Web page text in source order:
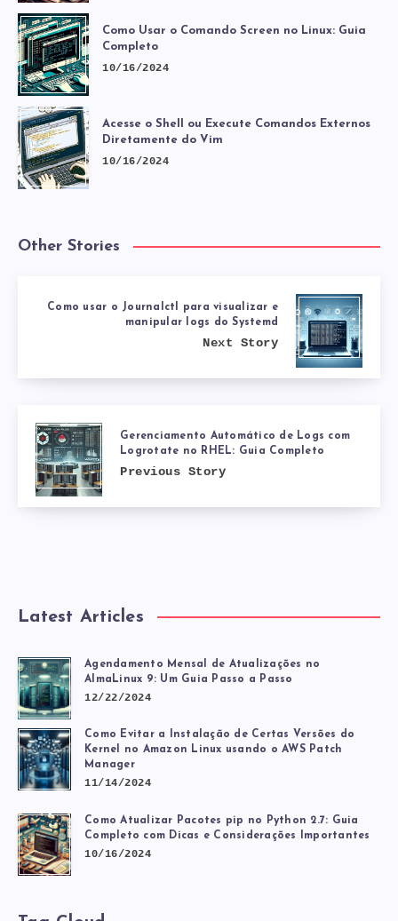
Como Usar o Comando Screen no Linux: Guia
Completo
10/16/2024
Acesse o Shell ou Execute Comandos Externos
Diretamente do Vim
10/16/2024
Other Stories
Como usar o Journalctl para visualizar e
manipular logs do Systemd
Next Story
Gerenciamento Automático de Logs com
Logrotate no RHEL: Guia Completo
Previous Story
Latest Articles
Agendamento Mensal de Atualizações no
AlmaLinux 9: Um Guia Passo a Passo
12/22/2024
Como Evitar a Instalação de Certas Versões do
Kernel no Amazon Linux usando o AWS Patch
Manager
11/14/2024
Como Atualizar Pacotes pip no Python 2.7: Guia
Completo com Dicas e Considerações Importantes
10/16/2024